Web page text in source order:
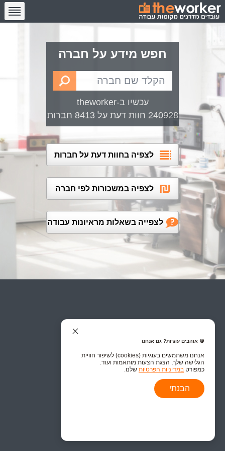
חפש מידע על חברה
עכשיו ב-theworker
240928 חוות דעת על 8413 חברות
לצפיה בחוות דעת על חברות
לצפיה במשכורות לפי חברה
לצפייה בשאלות מראיונות עבודה
🍪 אוהבים עוגיות? גם אנחנו
אנחנו משתמשים בעוגיות (cookies) לשיפור חוויית
הגלישה שלך, הצגת הצעות מותאמות ועוד.
כמפורט במדיניות הפרטיות שלנו.
הבנתי